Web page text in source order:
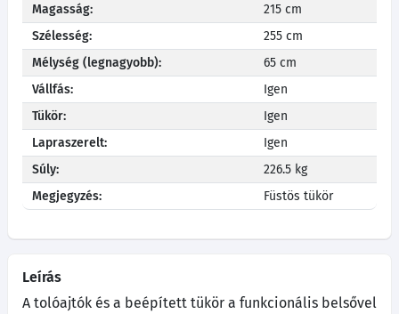
Magasság:
215 cm
Szélesség:
255 cm
Mélység (legnagyobb):
65 cm
Vállfás:
Igen
Tükör:
Igen
Lapraszerelt:
Igen
Súly:
226.5 kg
Megjegyzés:
Füstös tükör
Leírás
A tolóajtók és a beépített tükör a funkcionális belsővel